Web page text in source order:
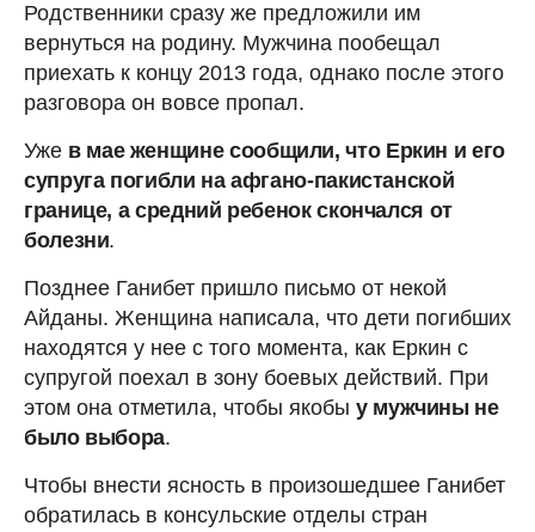
Родственники сразу же предложили им
вернуться на родину. Мужчина пообещал
приехать к концу 2013 года, однако после этого
разговора он вовсе пропал.
Уже в мае женщине сообщили, что Еркин и его
супруга погибли на афгано-пакистанской
границе, а средний ребенок скончался от
болезни.
Позднее Ганибет пришло письмо от некой
Айданы. Женщина написала, что дети погибших
находятся у нее с того момента, как Еркин с
супругой поехал в зону боевых действий. При
этом она отметила, чтобы якобы у мужчины не
было выбора.
Чтобы внести ясность в произошедшее Ганибет
обратилась в консульские отделы стран